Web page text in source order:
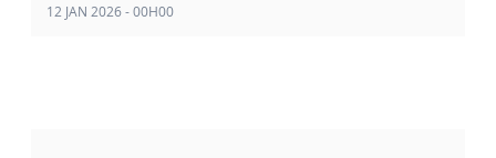
12 JAN 2026 - 00H00